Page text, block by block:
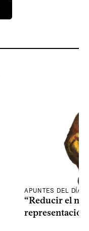
APUNTES DEL DÍA
“Reducir el